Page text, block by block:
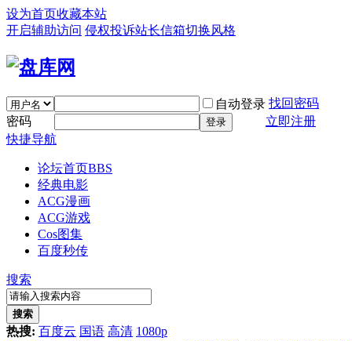
设为首页收藏本站
开启辅助访问 侵权投诉站长信箱切换风格
自动登录 找回密码
密码
登录
立即注册
快捷导航
论坛首页BBS
经典电影
ACG漫画
ACG游戏
Cos图集
百度秒传
搜索
搜索
热搜: 百度云 国语 高清 1080p